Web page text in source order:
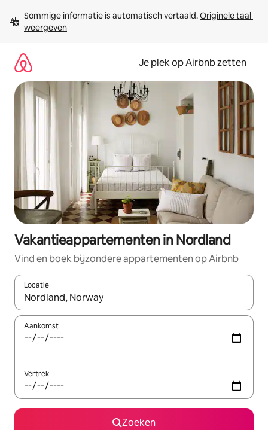
direct
naar
Sommige informatie is automatisch vertaald. Originele taal
weergeven
Je plek op Airbnb zetten
Vakantieappartementen in Nordland
Vind en boek bijzondere appartementen op Airbnb
Locatie
Wanneer er resultaten beschikbaar zijn, maak je een keuze
Aankomst
Vertrek
Zoeken